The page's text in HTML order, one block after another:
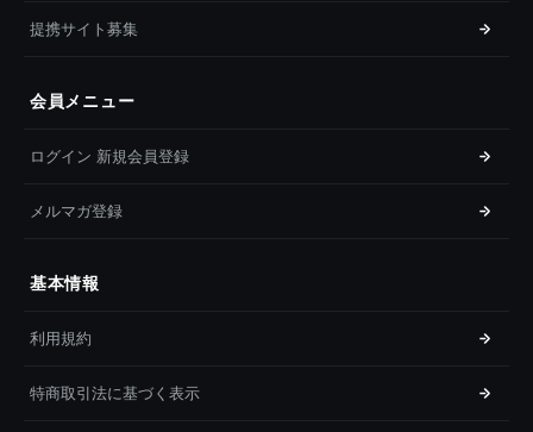
提携サイト募集
会員メニュー
ログイン 新規会員登録
メルマガ登録
基本情報
利用規約
特商取引法に基づく表示